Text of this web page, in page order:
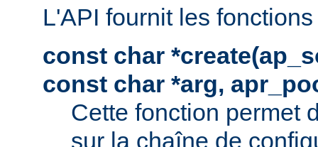
L'API fournit les
const char
const char *arg,
Cette fonction permet
sur la chaîne de